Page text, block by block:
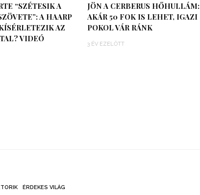
“SZÉTESIK A
A HAARP
AZ
VIDEÓ
JÖN A CERBERUS HŐHULLÁM:
AKÁR 50 FOK IS LEHET, IGAZI
POKOL VÁR RÁNK
3 ÉV EZELŐTT
ÉRDEKES VILÁG